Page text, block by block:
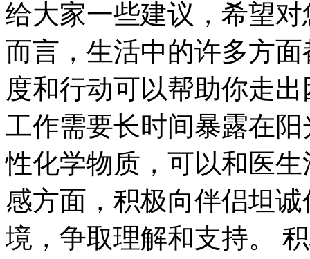
给大家一些建议，希望
而言，生活中的许多方
度和行动可以帮助你走
工作需要长时间暴露在
性化学物质，可以和医
感方面，积极向伴侣坦
境，争取理解和支持。